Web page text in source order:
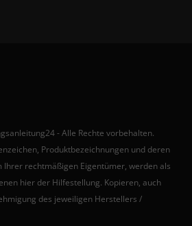
- Alle Rechte vorbehalten.
Produktbezeichnungen und deren
Ihrer rechtmäßigen Eigentümer, werden als
hier der Hilfestellung. Kopieren, auch
des jeweiligen Herstellers /